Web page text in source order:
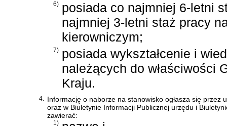
6) posiada co najmniej 6-letni
najmniej 3-letni staż pracy
kierowniczym;
7) posiada wykształcenie i
należących do właściwości
Kraju.
4. Informację o naborze na stanowisko ogłasza się przez
oraz w Biuletynie Informacji Publicznej urzędu i
zawierać:
1)